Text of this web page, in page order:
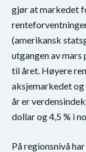
gjør at markedet
(amerikansk
utgangen av mars
til året. Høyere
aksjemarkedet og
år er
dollar og 4,5 % i
På regionsnivå